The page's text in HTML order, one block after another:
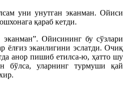
уни унутган эканман. Ойиси
қараб кетди.
Ойисининг бу сўзлари
ёлғиз эканлигини эслатди. Очиқ
анор пишиб етилса-ю, ҳатто шу
бўлса, уларнинг турмуши қай